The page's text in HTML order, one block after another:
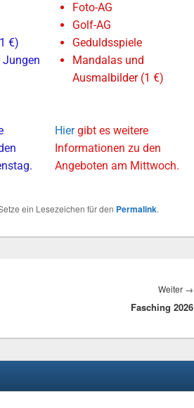
€)
Jungen
Foto-AG
Golf-AG
Geduldsspiele
Mandalas und
Ausmalbilder (1 €)
Hiergibt es weitere
Informationen zu den
Angeboten am Mittwoch.
ein Lesezeichen für den Permalink.
Weiter →
Fasching 2026